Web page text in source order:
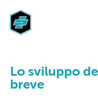
Lo sviluppo
breve